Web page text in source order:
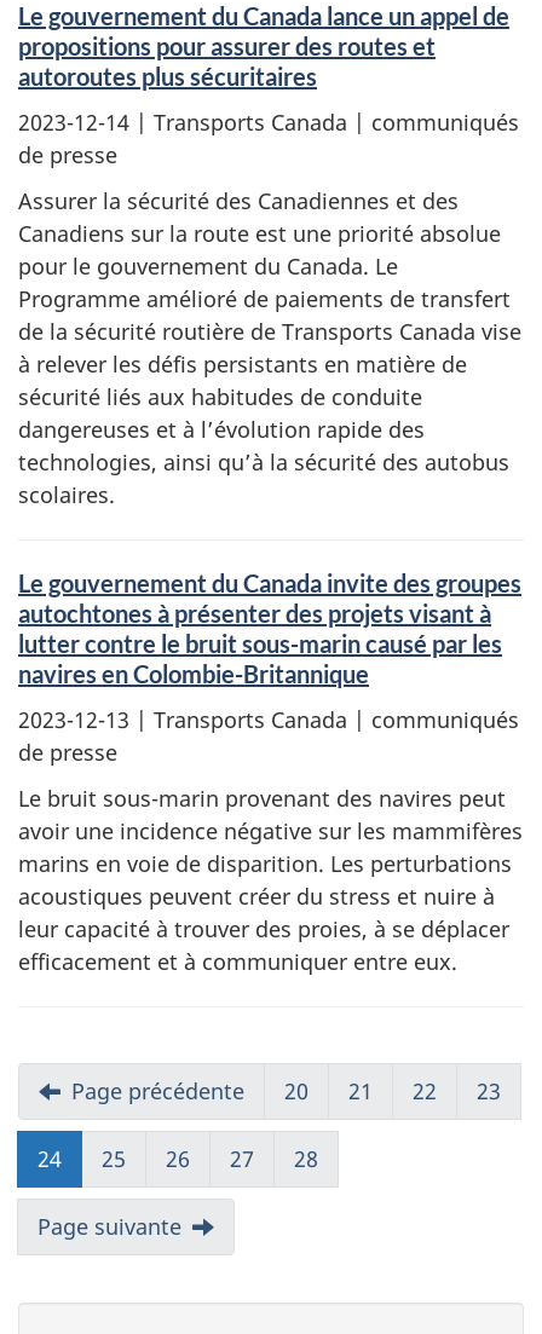
Le gouvernement du Canada lance un appel de
propositions pour assurer des routes et
autoroutes plus sécuritaires
2023-12-14 | Transports Canada | communiqués
de presse
Assurer la sécurité des Canadiennes et des
Canadiens sur la route est une priorité absolue
pour le gouvernement du Canada. Le
Programme amélioré de paiements de transfert
de la sécurité routière de Transports Canada vise
à relever les défis persistants en matière de
sécurité liés aux habitudes de conduite
dangereuses et à l’évolution rapide des
technologies, ainsi qu’à la sécurité des autobus
scolaires.
Le gouvernement du Canada invite des groupes
autochtones à présenter des projets visant à
lutter contre le bruit sous-marin causé par les
navires en Colombie-Britannique
2023-12-13 | Transports Canada | communiqués
de presse
Le bruit sous-marin provenant des navires peut
avoir une incidence négative sur les mammifères
marins en voie de disparition. Les perturbations
acoustiques peuvent créer du stress et nuire à
leur capacité à trouver des proies, à se déplacer
efficacement et à communiquer entre eux.
Page précédente 20 21 22 23
24 25 26 27 28
Page suivante